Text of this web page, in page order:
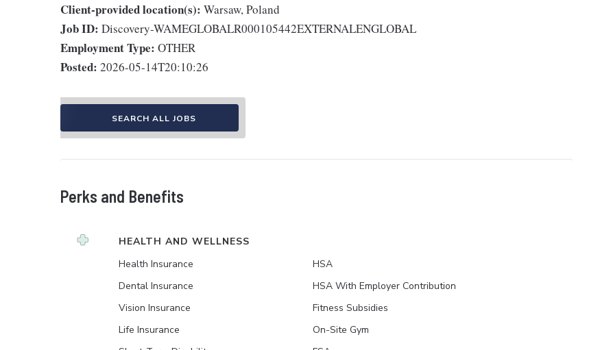
Client-provided location(s): Warsaw, Poland
Job ID: Discovery-WAMEGLOBALR000105442EXTERNALENGLOBAL
Employment Type: OTHER
Posted: 2026-05-14T20:10:26
SEARCH ALL JOBS
Perks and Benefits
HEALTH AND WELLNESS
Health Insurance
Dental Insurance
Vision Insurance
Life Insurance
HSA
HSA With Employer Contribution
Fitness Subsidies
On-Site Gym